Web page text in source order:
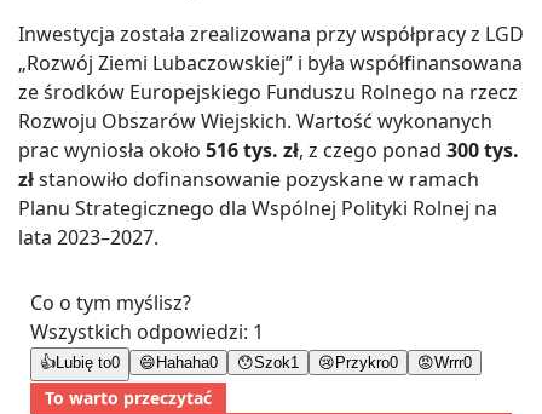
Inwestycja została zrealizowana przy współpracy z LGD
„Rozwój Ziemi Lubaczowskiej” i była współfinansowana
ze środków Europejskiego Funduszu Rolnego na rzecz
Rozwoju Obszarów Wiejskich. Wartość wykonanych
prac wyniosła około 516 tys. zł, z czego ponad 300 tys.
złstanowiło dofinansowanie pozyskane w ramach
Planu Strategicznego dla Wspólnej Polityki Rolnej na
lata 2023–2027.
Co o tym myślisz?
Wszystkich odpowiedzi: 1
👍Lubię to0 😄Hahaha0 😯Szok1 😢Przykro0 😡Wrrr0
To warto przeczytać